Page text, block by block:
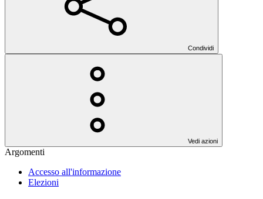
Condividi
Vedi azioni
Argomenti
Accesso all'informazione
Elezioni